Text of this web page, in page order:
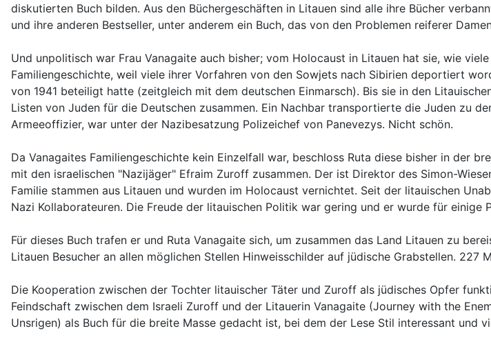
diskutierten Buch bilden. Aus den Büchergeschäften in Litauen sind alle ihre Bücher
und ihre anderen Bestseller, unter anderem ein Buch, das von den Problemen reiferer
Und unpolitisch war Frau Vanagaite auch bisher; vom Holocaust in Litauen hat sie, wie
Familiengeschichte, weil viele ihrer Vorfahren von den Sowjets nach Sibirien deportiert
von 1941 beteiligt hatte (zeitgleich mit dem deutschen Einmarsch). Bis sie in den
Listen von Juden für die Deutschen zusammen. Ein Nachbar transportierte die Juden zu
Armeeoffizier, war unter der Nazibesatzung Polizeichef von Panevezys. Nicht schön.
Da Vanagaites Familiengeschichte kein Einzelfall war, beschloss Ruta diese bisher in der
mit den israelischen "Nazijäger" Efraim Zuroff zusammen. Der ist Direktor des Simon-
Familie stammen aus Litauen und wurden im Holocaust vernichtet. Seit der litauischen
Nazi Kollaborateuren. Die Freude der litauischen Politik war gering und er wurde für einige
Für dieses Buch trafen er und Ruta Vanagaite sich, um zusammen das Land Litauen zu
Litauen Besucher an allen möglichen Stellen Hinweisschilder auf jüdische Grabstellen. 227
Die Kooperation zwischen der Tochter litauischer Täter und Zuroff als jüdisches Opfer
Feindschaft zwischen dem Israeli Zuroff und der Litauerin Vanagaite (Journey with the
Unsrigen) als Buch für die breite Masse gedacht ist, bei dem der Lese Stil interessant